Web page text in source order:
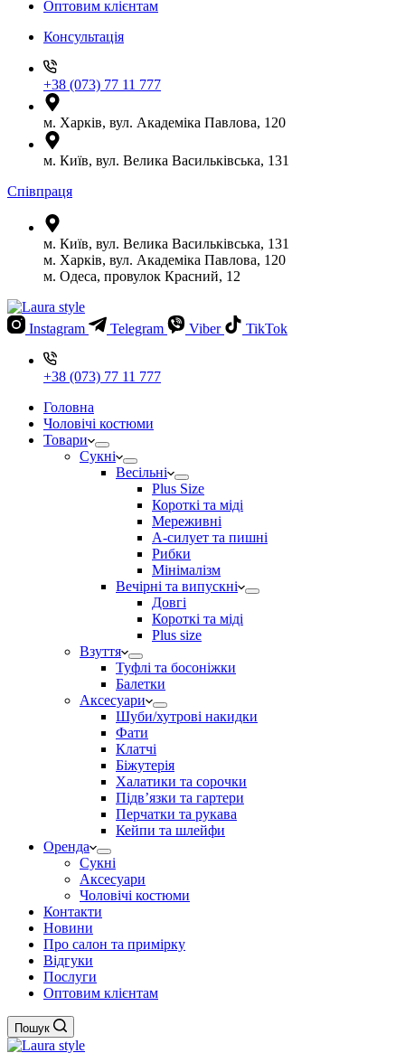
Оптовим клієнтам
Консультація
+38 (073) 77 11 777
м. Харків, вул. Академіка Павлова, 120
м. Київ, вул. Велика Васильківська, 131
Співпраця
м. Київ, вул. Велика Васильківська, 131
м. Харків, вул. Академіка Павлова, 120
м. Одеса, провулок Красний, 12
Instagram Telegram Viber TikTok
+38 (073) 77 11 777
Головна
Чоловічі костюми
Товари
Сукні
Весільні
Plus Size
Короткі та міді
Мереживні
А-силует та пишні
Рибки
Мінімалізм
Вечірні та випускні
Довгі
Короткі та міді
Plus size
Взуття
Туфлі та босоніжки
Балетки
Аксесуари
Шуби/хутрові накидки
Фати
Клатчі
Біжутерія
Халатики та сорочки
Підвʼязки та гартери
Перчатки та рукава
Кейпи та шлейфи
Оренда
Сукні
Аксесуари
Чоловічі костюми
Контакти
Новини
Про салон та примірку
Відгуки
Послуги
Оптовим клієнтам
Пошук